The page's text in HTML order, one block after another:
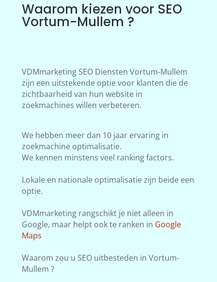
Waarom kiezen voor SEO
Vortum-Mullem ?
VDMmarketing SEO Diensten Vortum-Mullem
zijn een uitstekende optie voor klanten die de
zichtbaarheid van hun website in
zoekmachines willen verbeteren.
We hebben meer dan 10 jaar ervaring in
zoekmachine optimalisatie.
We kennen minstens veel ranking factors.
Lokale en nationale optimalisatie zijn beide een
optie.
VDMmarketing rangschikt je niet alleen in
Google, maar helpt ook te ranken in Google
Maps
Waarom zou u SEO uitbesteden in Vortum-
Mullem ?